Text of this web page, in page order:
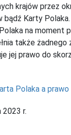
krajów przez
Karty Polaka.
na moment
także żadnego
jej prawo do
Polaka a
2023 r.